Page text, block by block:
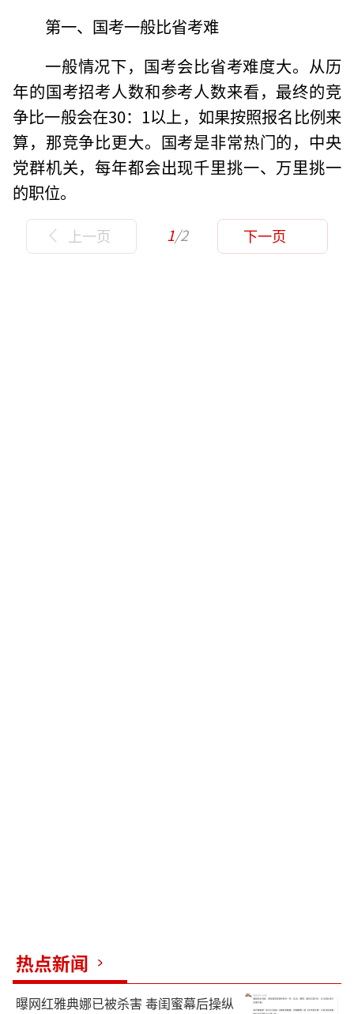
第一、国考一般比省考难
一般情况下，国考会比省考难度大。从历
年的国考招考人数和参考人数来看，最终的竞
争比一般会在30：1以上，如果按照报名比例来
算，那竞争比更大。国考是非常热门的，中央
党群机关，每年都会出现千里挑一、万里挑一
的职位。
上一页 1/2 下一页
热点新闻
曝网红雅典娜已被杀害 毒闺蜜幕后操纵